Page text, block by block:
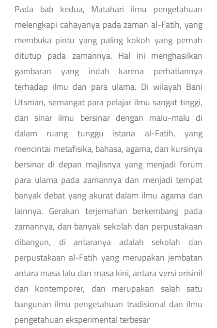
Pada bab kedua, Matahari ilmu pengetahuan
melengkapi cahayanya pada zaman al-Fatih, yang
membuka pintu yang paling kokoh yang pernah
ditutup pada zamannya. Hal ini menghasilkan
gambaran yang indah karena perhatiannya
terhadap ilmu dan para ulama. Di wilayah Bani
Utsman, semangat para pelajar ilmu sangat tinggi,
dan sinar ilmu bersinar dengan malu-malu di
dalam ruang tunggu istana al-Fatih, yang
mencintai metafisika, bahasa, agama, dan kursinya
bersinar di depan majlisnya yang menjadi forum
para ulama pada zamannya dan menjadi tempat
banyak debat yang akurat dalam ilmu agama dan
lainnya. Gerakan terjemahan berkembang pada
zamannya, dan banyak sekolah dan perpustakaan
dibangun, di antaranya adalah sekolah dan
perpustakaan al-Fatih yang merupakan jembatan
antara masa lalu dan masa kini, antara versi orisinil
dan kontemporer, dan merupakan salah satu
bangunan ilmu pengetahuan tradisional dan ilmu
pengetahuan eksperimental terbesar